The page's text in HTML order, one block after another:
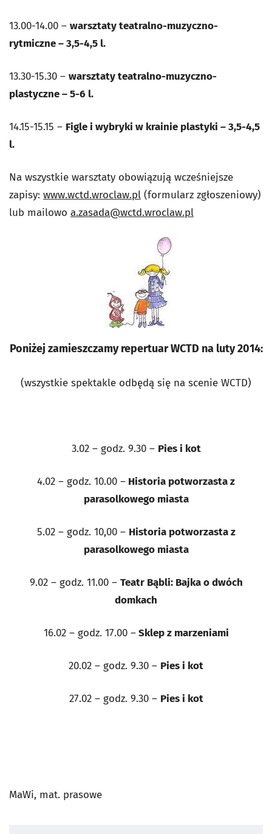
13.00-14.00 – warsztaty teatralno-muzyczno-
rytmiczne – 3,5-4,5 l.
13.30-15.30 – warsztaty teatralno-muzyczno-
plastyczne – 5-6 l.
14.15-15.15 – Figle i wybryki w krainie plastyki – 3,5-4,5
l.
Na wszystkie warsztaty obowiązują wcześniejsze
zapisy: www.wctd.wroclaw.pl (formularz zgłoszeniowy)
lub mailowo a.zasada@wctd.wroclaw.pl
Poniżej zamieszczamy repertuar WCTD na luty 2014:
(wszystkie spektakle odbędą się na scenie WCTD)
3.02 – godz. 9.30 – Pies i kot
4.02 – godz. 10.00 – Historia potworzasta z
parasolkowego miasta
5.02 – godz. 10,00 – Historia potworzasta z
parasolkowego miasta
9.02 – godz. 11.00 – Teatr Bąbli: Bajka o dwóch
domkach
16.02 – godz. 17.00 –Sklep z marzeniami
20.02 – godz. 9.30 – Pies i kot
27.02 – godz. 9.30 – Pies i kot
MaWi, mat. prasowe